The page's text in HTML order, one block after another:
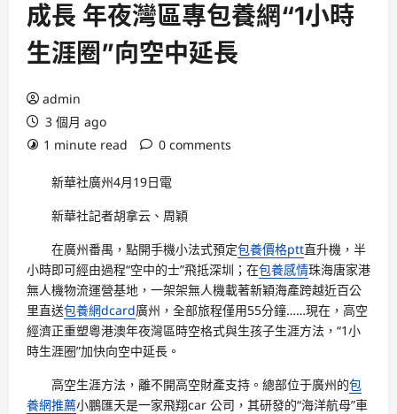
成長 年夜灣區專包養網“1小時
生涯圈”向空中延長
admin
3 個月 ago
1 minute read
0 comments
新華社廣州4月19日電
新華社記者胡拿云、周穎
在廣州番禺，點開手機小法式預定包養價格ptt直升機，半
小時即可經由過程“空中的士”飛抵深圳；在包養感情珠海唐家港
無人機物流運營基地，一架架無人機載著新穎海產跨越近百公
里直送包養網dcard廣州，全部旅程僅用55分鐘……現在，高空
經濟正重塑粵港澳年夜灣區時空格式與生孩子生涯方法，“1小
時生涯圈”加快向空中延長。
高空生涯方法，離不開高空財產支持。總部位于廣州的包
養網推薦小鵬匯天是一家飛翔car 公司，其研發的“海洋航母”車